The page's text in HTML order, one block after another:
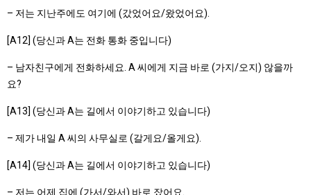
– 저는 지난주에도 여기에 (갔었어요/왔었어요).
[A12] (당신과 A는 전화 통화 중입니다)
– 남자친구에게 전화하세요. A 씨에게 지금 바로 (가지/오지) 않을까
요?
[A13] (당신과 A는 길에서 이야기하고 있습니다)
– 제가 내일 A 씨의 사무실로 (갈게요/올게요).
[A14] (당신과 A는 길에서 이야기하고 있습니다)
– 저는 어제 집에 (가서/와서) 바로 잤어요.